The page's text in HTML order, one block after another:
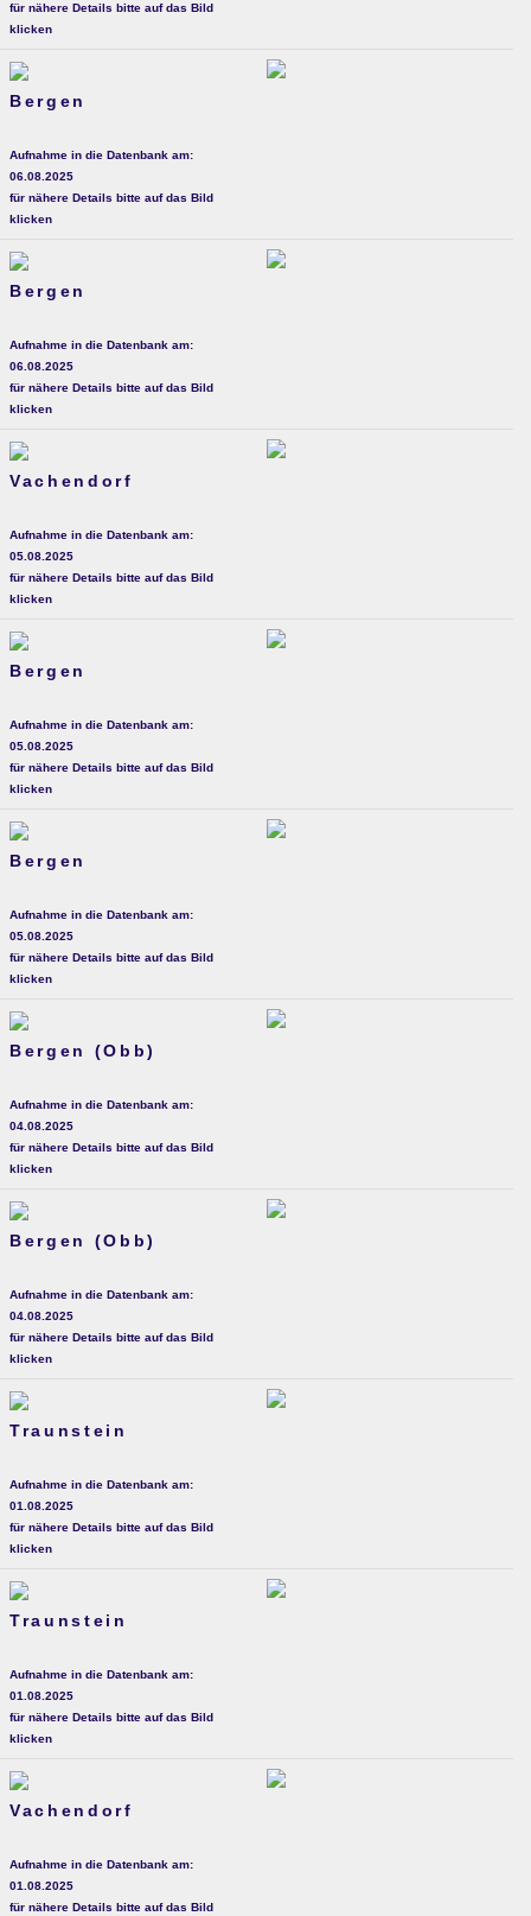
für nähere Details bitte auf das Bild
klicken
Bergen
Aufnahme in die Datenbank am:
06.08.2025
für nähere Details bitte auf das Bild
klicken
Bergen
Aufnahme in die Datenbank am:
06.08.2025
für nähere Details bitte auf das Bild
klicken
Vachendorf
Aufnahme in die Datenbank am:
05.08.2025
für nähere Details bitte auf das Bild
klicken
Bergen
Aufnahme in die Datenbank am:
05.08.2025
für nähere Details bitte auf das Bild
klicken
Bergen
Aufnahme in die Datenbank am:
05.08.2025
für nähere Details bitte auf das Bild
klicken
Bergen (Obb)
Aufnahme in die Datenbank am:
04.08.2025
für nähere Details bitte auf das Bild
klicken
Bergen (Obb)
Aufnahme in die Datenbank am:
04.08.2025
für nähere Details bitte auf das Bild
klicken
Traunstein
Aufnahme in die Datenbank am:
01.08.2025
für nähere Details bitte auf das Bild
klicken
Traunstein
Aufnahme in die Datenbank am:
01.08.2025
für nähere Details bitte auf das Bild
klicken
Vachendorf
Aufnahme in die Datenbank am:
01.08.2025
für nähere Details bitte auf das Bild